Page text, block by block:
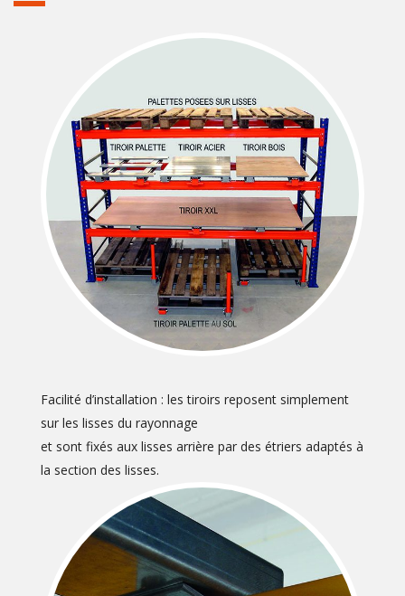
Facilité d’installation : les tiroirs reposent simplement
sur les lisses du rayonnage
et sont fixés aux lisses arrière par des étriers adaptés à
la section des lisses.